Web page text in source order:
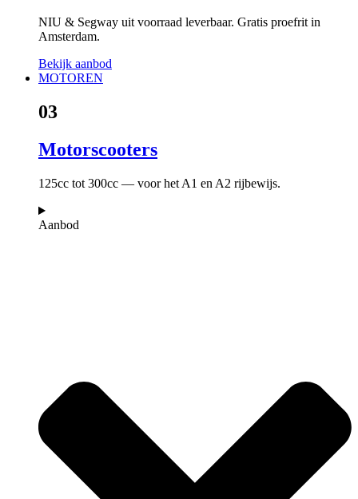
NIU & Segway uit voorraad leverbaar. Gratis proefrit in
Amsterdam.
Bekijk aanbod
MOTOREN
03
Motorscooters
125cc tot 300cc — voor het A1 en A2 rijbewijs.
Aanbod